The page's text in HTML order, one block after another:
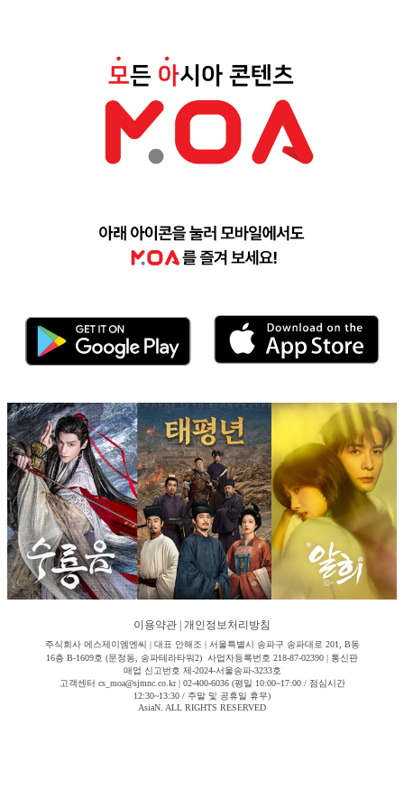
이용약관 개인정보처리방침
주식회사 에스제이엠엔씨 | 대표 안해조 | 서울특별시 송파구 송파대로 201, B동
16층 B-1609호 (문정동, 송파테라타워2) 사업자등록번호 218-87-02390 | 통신판
매업 신고번호 제-2024-서울송파-3233호
고객센터 cs_moa@sjmnc.co.kr | 02-400-6036 (평일 10:00~17:00 / 점심시간
12:30~13:30 / 주말 및 공휴일 휴무)
AsiaN. ALL RIGHTS RESERVED